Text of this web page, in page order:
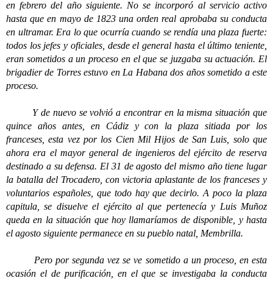
en febrero del año siguiente. No se incorporó al servicio activo
hasta que en mayo de 1823 una orden real aprobaba su conducta
en ultramar. Era lo que ocurría cuando se rendía una plaza fuerte:
todos los jefes y oficiales, desde el general hasta el último teniente,
eran sometidos a un proceso en el que se juzgaba su actuación. El
brigadier de Torres estuvo en La Habana dos años sometido a este
proceso.
Y de nuevo se volvió a encontrar en la misma situación que
quince años antes, en Cádiz y con la plaza sitiada por los
franceses, esta vez por los Cien Mil Hijos de San Luis, solo que
ahora era el mayor general de ingenieros del ejército de reserva
destinado a su defensa. El 31 de agosto del mismo año tiene lugar
la batalla del Trocadero, con victoria aplastante de los franceses y
voluntarios españoles, que todo hay que decirlo. A poco la plaza
capitula, se disuelve el ejército al que pertenecía y Luis Muñoz
queda en la situación que hoy llamaríamos de disponible, y hasta
el agosto siguiente permanece en su pueblo natal, Membrilla.
Pero por segunda vez se ve sometido a un proceso, en esta
ocasión el de purificación, en el que se investigaba la conducta